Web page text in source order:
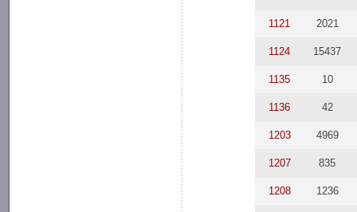
1121 2021
1124 15437
1135 10
1136 42
1203 4969
1207 835
1208 1236